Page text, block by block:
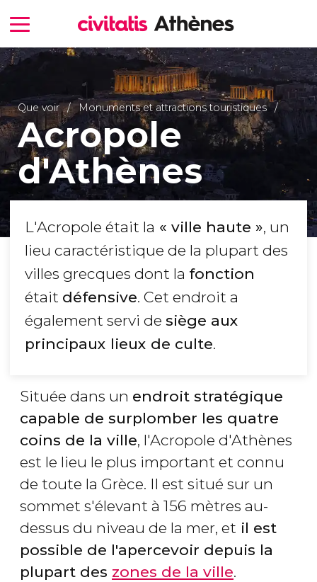
Que voir Monuments et attractions touristiques
Acropole
d'Athènes
L'Acropole était la « ville haute », un
lieu caractéristique de la plupart des
villes grecques dont la fonction
était défensive. Cet endroit a
également servi de siège aux
principaux lieux de culte.
Située dans un endroit stratégique
capable de surplomber les quatre
coins de la ville, l'Acropole d'Athènes
est le lieu le plus important et connu
de toute la Grèce. Il est situé sur un
sommet s'élevant à 156 mètres au-
dessus du niveau de la mer, et il est
possible de l'apercevoir depuis la
plupart des zones de la ville.